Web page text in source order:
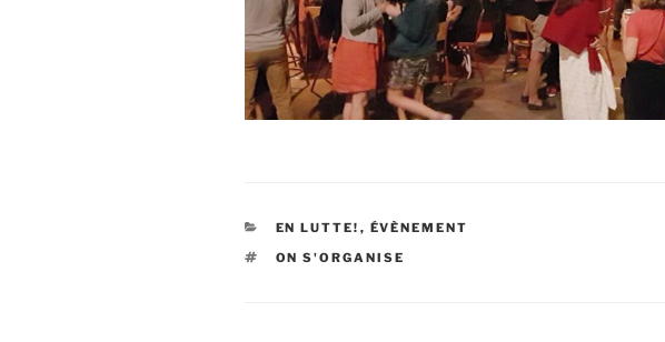
CATÉGORIES
EN LUTTE! , ÉVÈNEMENT
ÉTIQUETTES
ON S'ORGANISE